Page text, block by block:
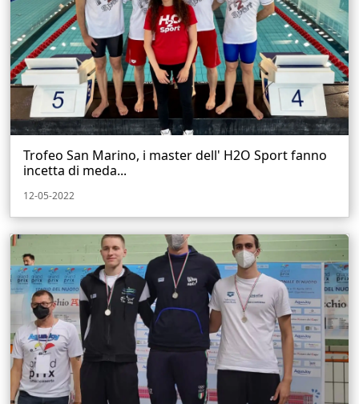
Trofeo San Marino, i master dell' H2O Sport fanno
incetta di meda...
12-05-2022